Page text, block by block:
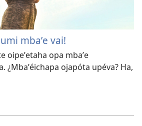
mbaʼe vai!
oipeʼetaha opa mbaʼe
¿Mbaʼéichapa ojapóta upéva? Ha,